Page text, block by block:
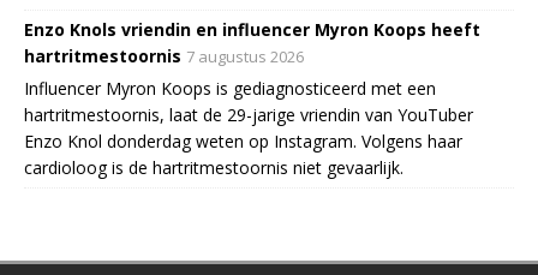
Enzo Knols vriendin en influencer Myron Koops heeft
hartritmestoornis 7 augustus 2026
Influencer Myron Koops is gediagnosticeerd met een
hartritmestoornis, laat de 29-jarige vriendin van YouTuber
Enzo Knol donderdag weten op Instagram. Volgens haar
cardioloog is de hartritmestoornis niet gevaarlijk.